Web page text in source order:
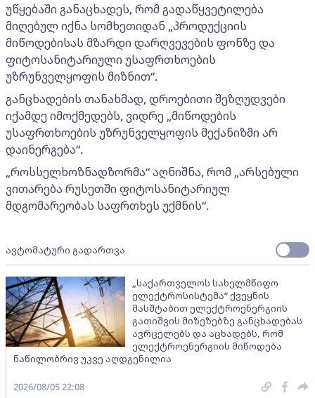
უწყებაში განაცხადეს, რომ გადაწყვეტილება
მიღებულ იქნა სომხეთიდან „პროდუქციის
მიწოდებისას მზარდი დარღვევების ფონზე და
ფიტოსანიტარიული უსაფრთხოების
უზრუნველყოფის მიზნით“.
განცხადების თანახმად, დროებითი შეზღუდვები
იქამდე იმოქმედებს, ვიდრე „მიწოდების
უსაფრთხოების უზრუნველყოფის მექანიზმი არ
დაინერგება“.
„როსსელხოზნადზორმა“ აღნიშნა, რომ „არსებული
ვითარება რუსეთში ფიტოსანიტარიულ
მდგომარეობას საფრთხეს უქმნის“.
ავტომატური გადართვა
„საქართველოს სახელმწიფო
ელექტროსისტემა“ ქვეყნის
მასშტაბით ელექტროენერგიის
გათიშვის მიზეზებზე განცხადებას
ავრცელებს და აცხადებს, რომ
ელექტროენერგიის მიწოდება
ნაწილობრივ უკვე აღდგენილია
2026/08/05 22:08